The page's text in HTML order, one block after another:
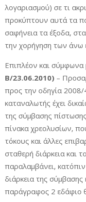
λογαριασμού) σε τι
προκύπτουν αυτά τα
σαφήνεια τα έξοδα,
την χορήγηση των άνω
Επιπλέον και σύμφωνα
Β/23.06.2010) –
προς την οδηγία 2008/
καταναλωτής έχει
της σύμβασης
πίνακα χρεολυσίων,
τόκους και άλλες
σταθερή διάρκεια και
παραλαμβάνει,
διάρκεια της
παράγραφος 2 εδάφιο